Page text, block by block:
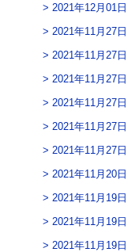
2021年12月01日
2021年11月27日
2021年11月27日
2021年11月27日
2021年11月27日
2021年11月27日
2021年11月27日
2021年11月20日
2021年11月19日
2021年11月19日
2021年11月19日